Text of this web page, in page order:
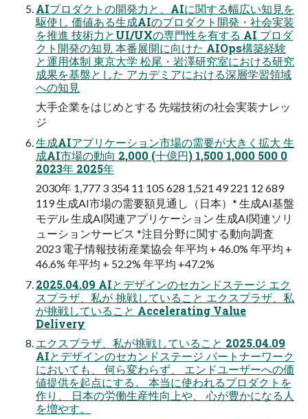
AIプロダクトの開発力と、AIに関する幅広い知見を
駆使し 価値ある生成AIのプロダクト開発・社会実装
を推進 技術力とUI/UXの専門性を有する AI プロダ
クト開発の知見 本番展開に向けた AIOps構築経験
と運用体制 東京大学 松尾・岩澤研究室における研究
成果を基盤とした アカデミアにおける深層学習領域
への知見
大手企業をはじめとする 先端技術の社会実装ナレッ
ジ
生成AIアプリケーション市場の需要が大きく拡大 生
成AI市場の動向 2,000 (十億円) 1,500 1,000 500 0
2023年 2025年
2030年 1,777 3 354 11 105 628 1,521 49 221 12 689
119 生成AI市場の需要額見通し（日本）* 生成AI基盤
モデル 生成AI関連アプリケーション 生成AI関連ソリ
ューションサービス *注目分野に関する動向調査
2023 電子情報技術産業協会 年平均 + 46.0% 年平均 +
46.6% 年平均 + 52.2% 年平均 +47.2%
2025.04.09 AIとデザインのセカンドステージ エク
スプラザ、私が 挑戦していること エクスプラザ、私
が挑戦していること Accelerating Value
Delivery
エクスプラザ、私が挑戦していること 2025.04.09
AIとデザインのセカンドステージ パートナーワーク
においても、 何ら変わらず、 エンドユーザーへの価
値提供を起点にする。 本当に使われるプロダクトを
作り、 日本の労働生産性向上や、 心が豊かになる人
を増やす。